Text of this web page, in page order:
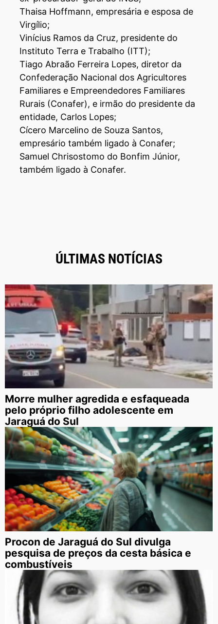
Thaisa Hoffmann, empresária e esposa de
Virgílio;
Vinícius Ramos da Cruz, presidente do
Instituto Terra e Trabalho (ITT);
Tiago Abraão Ferreira Lopes, diretor da
Confederação Nacional dos Agricultores
Familiares e Empreendedores Familiares
Rurais (Conafer), e irmão do presidente da
entidade, Carlos Lopes;
Cícero Marcelino de Souza Santos,
empresário também ligado à Conafer;
Samuel Chrisostomo do Bonfim Júnior,
também ligado à Conafer.
ÚLTIMAS NOTÍCIAS
Morre mulher agredida e esfaqueada
pelo próprio filho adolescente em
Jaraguá do Sul
Procon de Jaraguá do Sul divulga
pesquisa de preços da cesta básica e
combustíveis